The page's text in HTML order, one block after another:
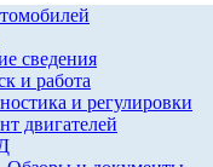
сведения
и работа
и регулировки
двигателей